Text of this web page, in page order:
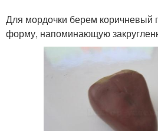
Для мордочки берем коричневый
форму, напоминающую